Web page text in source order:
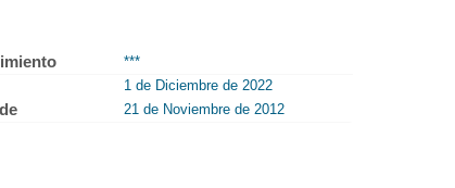
***
1 de Diciembre de 2022
21 de Noviembre de 2012